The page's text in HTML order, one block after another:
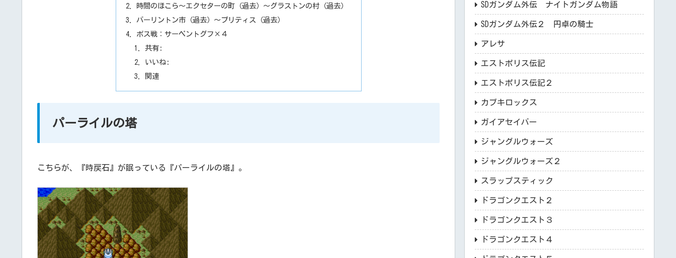
時間のほこら～エクセターの町（過去）～グラストンの村（過去）
バーリントン市（過去）～ブリティス（過去）
ボス戦：サーペントグフ×４
共有:
いいね:
関連
パーライルの塔
こちらが、『時戻石』が眠っている『パーライルの塔』。
SDガンダム外伝 ナイトガンダム物語
SDガンダム外伝２ 円卓の騎士
アレサ
エストポリス伝記
エストポリス伝記２
カブキロックス
ガイアセイバー
ジャングルウォーズ
ジャングルウォーズ２
スラップスティック
ドラゴンクエスト２
ドラゴンクエスト３
ドラゴンクエスト４